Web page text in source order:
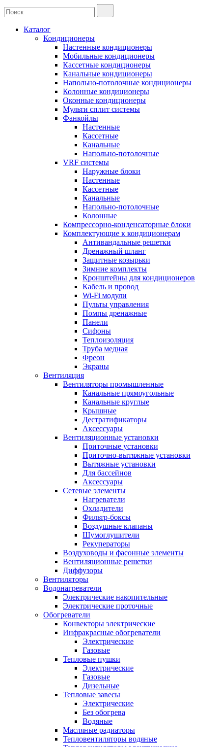
Каталог
Кондиционеры
Настенные кондиционеры
Мобильные кондиционеры
Кассетные кондиционеры
Канальные кондиционеры
Напольно-потолочные кондиционеры
Колонные кондиционеры
Оконные кондиционеры
Мульти сплит системы
Фанкойлы
Настенные
Кассетные
Канальные
Напольно-потолочные
VRF системы
Наружные блоки
Настенные
Кассетные
Канальные
Напольно-потолочные
Колонные
Компрессорно-конденсаторные блоки
Комплектующие к кондиционерам
Антивандальные решетки
Дренажный шланг
Защитные козырьки
Зимние комплекты
Кронштейны для кондиционеров
Кабель и провод
Wi-Fi модули
Пульты управления
Помпы дренажные
Панели
Сифоны
Теплоизоляция
Труба медная
Фреон
Экраны
Вентиляция
Вентиляторы промышленные
Канальные прямоугольные
Канальные круглые
Крышные
Дестратификаторы
Аксессуары
Вентиляционные установки
Приточные установки
Приточно-вытяжные установки
Вытяжные установки
Для бассейнов
Аксессуары
Сетевые элементы
Нагреватели
Охладители
Фильтр-боксы
Воздушные клапаны
Шумоглушители
Рекуператоры
Воздуховоды и фасонные элементы
Вентиляционные решетки
Диффузоры
Вентиляторы
Водонагреватели
Электрические накопительные
Электрические проточные
Обогреватели
Конвекторы электрические
Инфракрасные обогреватели
Электрические
Газовые
Тепловые пушки
Электрические
Газовые
Дизельные
Тепловые завесы
Электрические
Без обогрева
Водяные
Масляные радиаторы
Тепловентиляторы водяные